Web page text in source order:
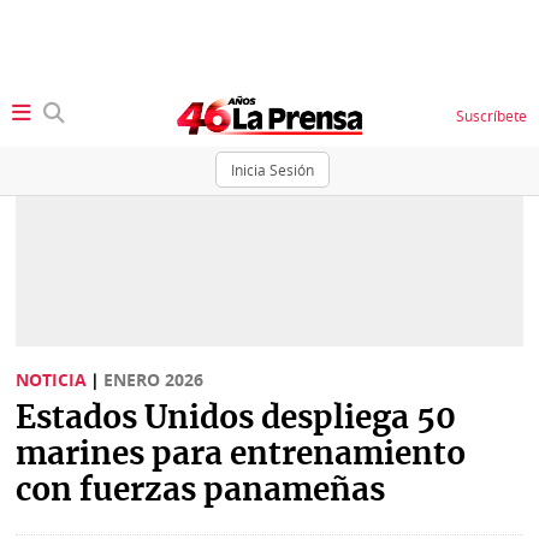
Inicia Sesión
Suscríbete
Sociedad
Judiciales
Política
Economía
Status
K
Vivir+
NOTICIA | ENERO 2026
Estados Unidos despliega 50
marines para entrenamiento
con fuerzas panameñas